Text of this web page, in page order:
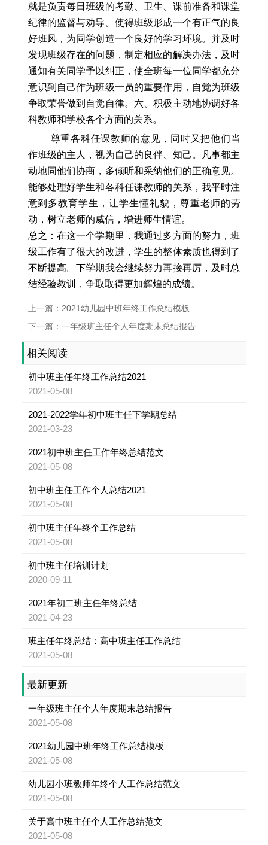
就是负责每日班级的考勤、卫生、课前准备和课堂
纪律的监督与劝导。使得班级形成一个有正气的良
好班风，为同学创造一个良好的学习环境。并及时
发现班级存在的问题，制定相应的解决办法，及时
通知有关同学予以纠正，使全班每一位同学都充分
意识到自己作为班级一员的重要作用，自觉为班级
争取荣誉做到自觉自律。六、积极主动地协调好各
科教师和学校各个方面的关系。
尊重各科任课教师的意见，同时又把他们当
作班级的主人，视为自己的良伴、知己。凡事都主
动地同他们协商，多倾听和采纳他们的正确意见。
能够处理好学生和各科任课教师的关系，我平时注
意到多教育学生，让学生懂礼貌，尊重老师的劳
动，树立老师的威信，增进师生情谊。
总之：在这一个学期里，我通过多方面的努力，班
级工作有了很大的改进，学生的整体素质也得到了
不断提高。下学期我会继续努力再接再厉，及时总
结经验教训，争取取得更加辉煌的成绩。
上一篇：2021幼儿园中班年终工作总结模板
下一篇：一年级班主任个人年度期末总结报告
相关阅读
初中班主任年终工作总结2021
2021-05-08
2021-2022学年初中班主任下学期总结
2021-03-23
2021初中班主任工作年终总结范文
2021-05-08
初中班主任工作个人总结2021
2021-05-08
初中班主任年终个工作总结
2021-05-08
初中班主任培训计划
2020-09-11
2021年初二班主任年终总结
2021-04-23
班主任年终总结：高中班主任工作总结
2021-05-08
最新更新
一年级班主任个人年度期末总结报告
2021-05-08
2021幼儿园中班年终工作总结模板
2021-05-08
幼儿园小班教师年终个人工作总结范文
2021-05-08
关于高中班主任个人工作总结范文
2021-05-08